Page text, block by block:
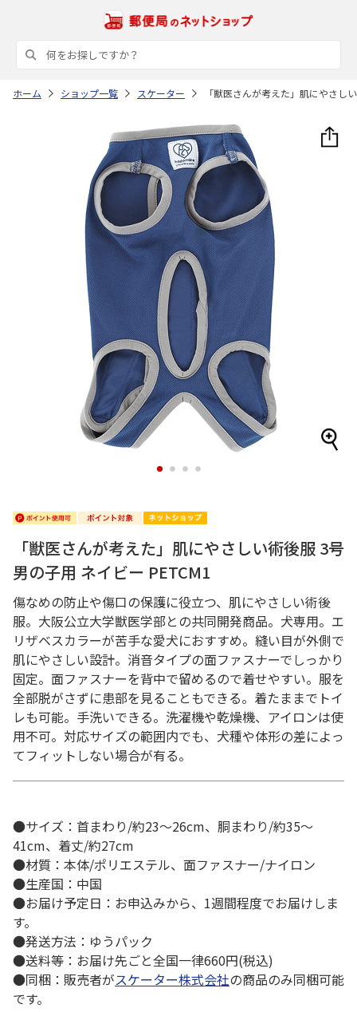
ホーム ショップ一覧 スケーター 「獣医さんが考えた」肌にやさし
1 2 3 4
「獣医さんが考えた」肌にやさしい術後服 3号
男の子用 ネイビー PETCM1
傷なめの防止や傷口の保護に役立つ、肌にやさしい術後
服。大阪公立大学獣医学部との共同開発商品。犬専用。エ
リザベスカラーが苦手な愛犬におすすめ。縫い目が外側で
肌にやさしい設計。消音タイプの面ファスナーでしっかり
固定。面ファスナーを背中で留めるので着せやすい。服を
全部脱がさずに患部を見ることもできる。着たままでトイ
レも可能。手洗いできる。洗濯機や乾燥機、アイロンは使
用不可。対応サイズの範囲内でも、犬種や体形の差によっ
てフィットしない場合が有る。
●サイズ：首まわり/約23～26cm、胴まわり/約35～
41cm、着丈/約27cm
●材質：本体/ポリエステル、面ファスナー/ナイロン
●生産国：中国
●お届け予定日：お申込みから、1週間程度でお届けしま
す。
●発送方法：ゆうパック
●送料等：お届け先ごと全国一律660円(税込)
●同梱：販売者がスケーター株式会社の商品のみ同梱可能
です。